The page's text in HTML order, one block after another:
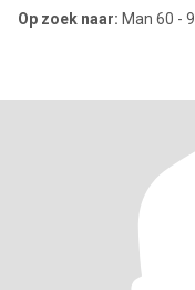
Op zoek naar: Man 60 -